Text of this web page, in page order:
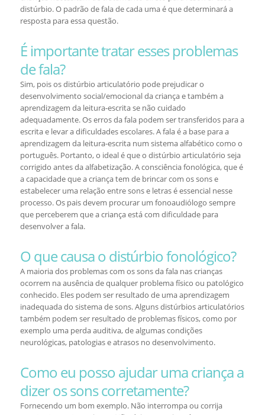
distúrbio. O padrão de fala de cada uma é que determinará a
resposta para essa questão.
É importante tratar esses problemas
de fala?
Sim, pois os distúrbio articulatório pode prejudicar o
desenvolvimento social/emocional da criança e também a
aprendizagem da leitura-escrita se não cuidado
adequadamente. Os erros da fala podem ser transferidos para a
escrita e levar a dificuldades escolares. A fala é a base para a
aprendizagem da leitura-escrita num sistema alfabético como o
português. Portanto, o ideal é que o distúrbio articulatório seja
corrigido antes da alfabetização. A consciência fonológica, que é
a capacidade que a criança tem de brincar com os sons e
estabelecer uma relação entre sons e letras é essencial nesse
processo. Os pais devem procurar um fonoaudiólogo sempre
que perceberem que a criança está com dificuldade para
desenvolver a fala.
O que causa o distúrbio fonológico?
A maioria dos problemas com os sons da fala nas crianças
ocorrem na ausência de qualquer problema físico ou patológico
conhecido. Eles podem ser resultado de uma aprendizagem
inadequada do sistema de sons. Alguns distúrbios articulatórios
também podem ser resultado de problemas físicos, como por
exemplo uma perda auditiva, de algumas condições
neurológicas, patologias e atrasos no desenvolvimento.
Como eu posso ajudar uma criança a
dizer os sons corretamente?
Fornecendo um bom exemplo. Não interrompa ou corrija